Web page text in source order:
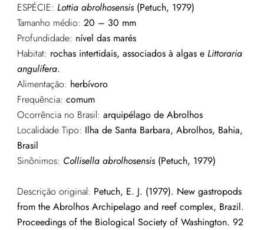
ESPÉCIE: Lottia abrolhosensis(Petuch, 1979)
Tamanho médio: 20 – 30 mm
Profundidade: nível das marés
Habitat: rochas intertidais, associados à algas e Littoraria
angulifera.
Alimentação: herbívoro
Frequência: comum
Ocorrência no Brasil: arquipélago de Abrolhos
Localidade Tipo: Ilha de Santa Barbara, Abrolhos, Bahia,
Brasil
Sinônimos: Collisella abrolhosensis(Petuch, 1979)
Descrição original: Petuch, E. J. (1979). New gastropods
from the Abrolhos Archipelago and reef complex, Brazil.
Proceedings of the Biological Society of Washington. 92